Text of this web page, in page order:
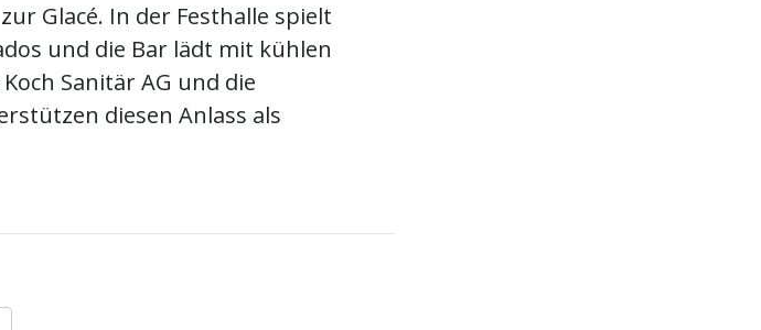
Glacé. In der Festhalle spielt
und die Bar lädt mit kühlen
Sanitär AG und die
diesen Anlass als